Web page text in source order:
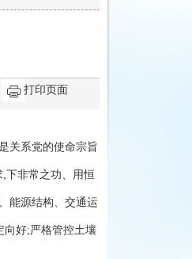
打印页面
关系党的使命宗旨
下非常之功、用恒
能源结构、交通运
向好;严格管控土壤